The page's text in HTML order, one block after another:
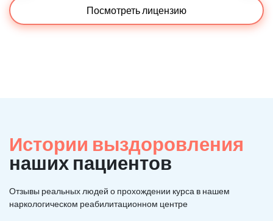
Посмотреть лицензию
Истории выздоровления
наших пациентов
Отзывы реальных людей о прохождении курса в нашем
наркологическом реабилитационном центре